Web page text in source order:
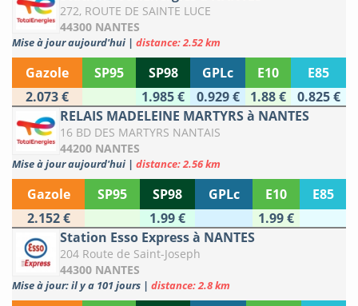
272, ROUTE DE SAINTE LUCE
44300 NANTES
Mise à jour aujourd'hui | distance: 2.52 km
Gazole SP95 SP98 GPLc E10
E85
2.073 €
1.985 € 0.929 € 1.88 €
0.825 €
RELAIS MADELEINE MARTYRS à NANTES
16 BD DES MARTYRS NANTAIS
44200 NANTES
Mise à jour aujourd'hui | distance: 2.56 km
Gazole SP95 SP98 GPLc E10
E85
2.152 €
1.99 €
1.99 €
Station Esso Express à NANTES
204 Route de Saint-Joseph
44300 NANTES
Mise à jour: il y a 101 jours | distance: 2.8 km